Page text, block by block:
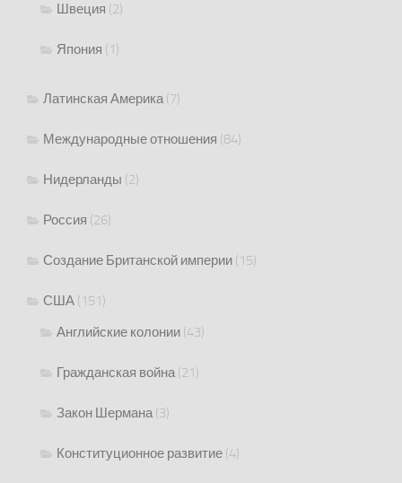
Швеция (2)
Япония (1)
Латинская Америка(7)
Международные отношения (84)
Нидерланды (2)
Россия (26)
Создание Британской империи (15)
США (151)
Английские колонии (43)
Гражданская война(21)
Закон Шермана(3)
Конституционное развитие (4)